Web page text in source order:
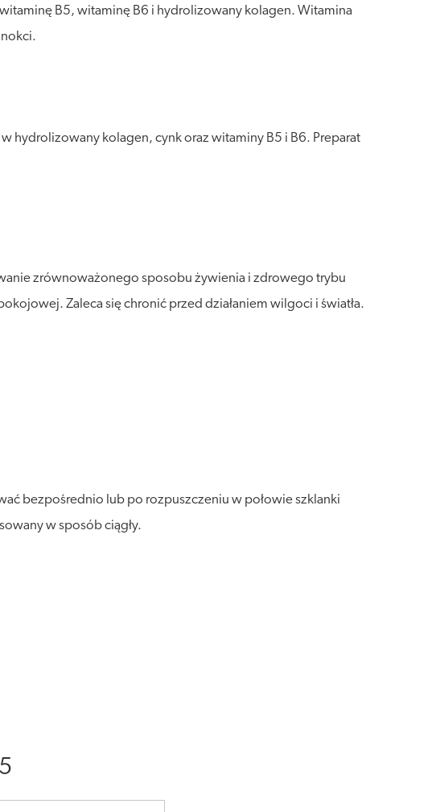
B5, witaminę B6 i hydrolizowany kolagen. Witamina
hydrolizowany kolagen, cynk oraz witaminy B5 i B6. Preparat
zrównoważonego sposobu żywienia i zdrowego trybu
Zaleca się chronić przed działaniem wilgoci i światła.
bezpośrednio lub po rozpuszczeniu w połowie szklanki
w sposób ciągły.